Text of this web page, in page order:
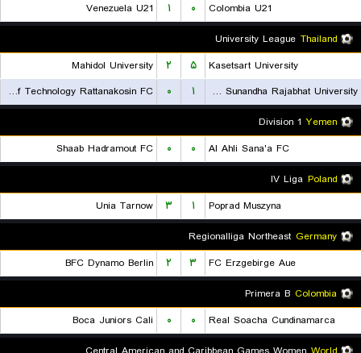
Colombia U21
۰ ۱
Venezuela U21
Thailand
University League
Kasetsart University
۵ ۲
Mahidol University
Suan Sunandha Rajabhat University
۱ ۰
Rajamangala University of Technology Rattanakosin FC
Yemen
Division 1
Al Ahli Sana'a FC
۰ ۰
Shaab Hadramout FC
Poland
IV Liga
Poprad Muszyna
۱ ۳
Unia Tarnow
Germany
Regionalliga Northeast
FC Erzgebirge Aue
۳ ۲
BFC Dynamo Berlin
Colombia
Primera B
Real Soacha Cundinamarca
۰ ۰
Boca Juniors Cali